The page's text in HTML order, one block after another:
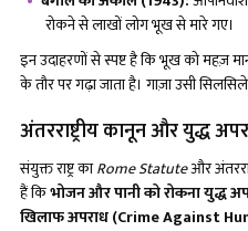
रोकने से लाखों लोग भूख से मारे गए।
इन उदाहरणों से स्पष्ट है कि भूख को महज़
के तौर पर गढ़ा जाता है। गाज़ा उसी
अंतरराष्ट्रीय कानून और युद्ध
संयुक्त राष्ट्र काRome Statuteऔर
हैं किभोजन और पानी को रोकना युद्ध
खिलाफ अपराध (Crime Against